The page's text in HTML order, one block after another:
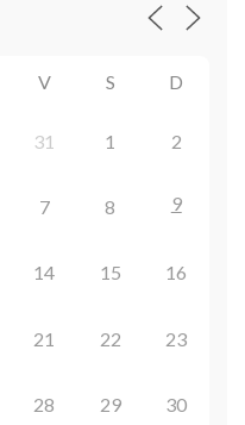
V S D
31 1 2
7 8 9
14 15 16
21 22 23
28 29 30